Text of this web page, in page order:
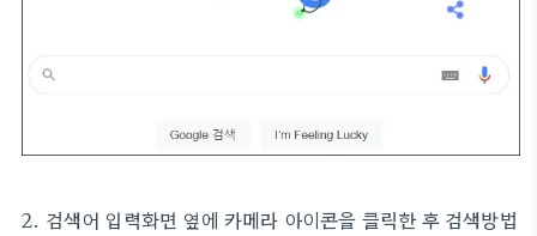
2. 검색어 입력화면 옆에 카메라 아이콘을 클릭한 후 검색방법